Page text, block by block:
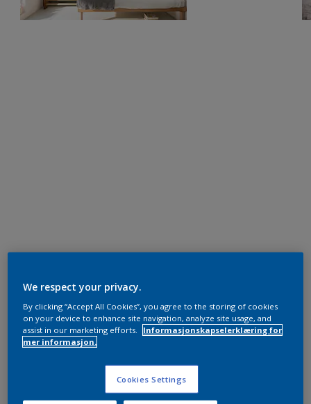
We respect your privacy.
By clicking “Accept All Cookies”, you agree to the storing of cookies
on your device to enhance site navigation, analyze site usage, and
assist in our marketing efforts.
Informasjonskapselerklæring for
mer informasjon.
Cookies Settings